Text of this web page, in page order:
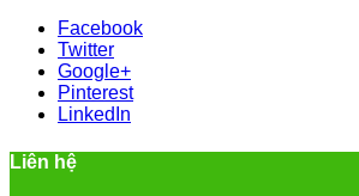
Facebook
Twitter
Google+
Pinterest
LinkedIn
Liên hệ